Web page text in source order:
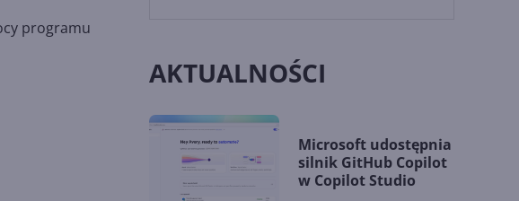
programu
AKTUALNOŚCI
Microsoft udostępnia
silnik GitHub Copilot
w Copilot Studio